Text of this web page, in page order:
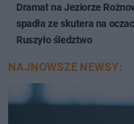
Dramat na Jeziorze
spadła ze skutera na
Ruszyło śledztwo
NAJNOWSZE NEWSY: